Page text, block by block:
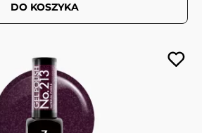
DO KOSZYKA